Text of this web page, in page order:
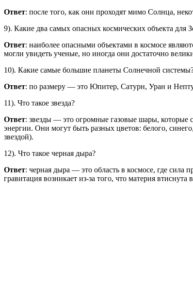
Ответ: после того, как они проходят мимо Солнца,
9). Какие два самых опасных космических объекта для
Ответ: наиболее опасными объектами в космосе
могли увидеть ученые, но иногда они достаточно
10). Какие самые большие планеты Солнечной
Ответ: по размеру — это Юпитер, Сатурн, Уран и
11). Что такое звезда?
Ответ: звезды — это огромные газовые шары, которые
энергии. Они могут быть разных цветов: белого,
звездой).
12). Что такое черная дыра?
Ответ: черная дыра — это область в космосе, где сила
гравитация возникает из-за того, что материя втиснута